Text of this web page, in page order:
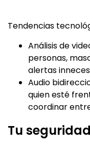
Tendencias
Análisis de
personas,
alertas
Audio
quien esté
coordinar
Tu